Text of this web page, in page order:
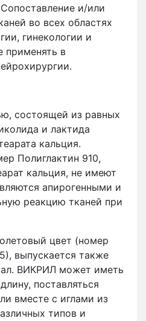
Сопоставление и/или
во всех областях
гинекологии и
применять в
состоящей из равных
и лактида
кальция.
Полиглактин 910,
кальция, не имеют
апирогенными и
реакцию тканей при
цвет (номер
выпускается также
ВИКРИЛ может иметь
поставляться
вместе с иглами из
типов и